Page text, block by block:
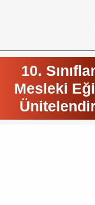
10.
Mesleki